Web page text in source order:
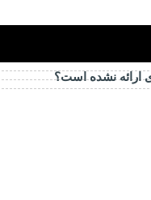
ارائه نشده است؟